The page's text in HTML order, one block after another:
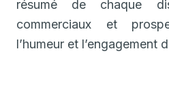
résumé de chaque
commerciaux et
l’humeur et l’engagement